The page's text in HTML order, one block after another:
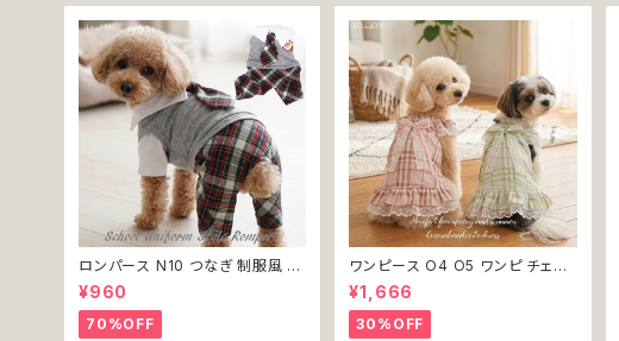
ロンパース N10 つなぎ 制服風 チ
ェック柄 グレー 灰色 コスチューム
コスプレ ドッグウェア dog 犬 猫
ペット 服 犬服 洋服 オシャレ かわ
いい 小型犬 返品交換不可
¥960
70%OFF
ワンピース O4 O5 ワンピ チェッ
ク プリーツ レース 女の子 犬 犬服
小型 猫 服 洋服 ペット dog ドッグ
ウェア おしゃれ かわいい 返品交
換不可
¥1,666
30%OFF